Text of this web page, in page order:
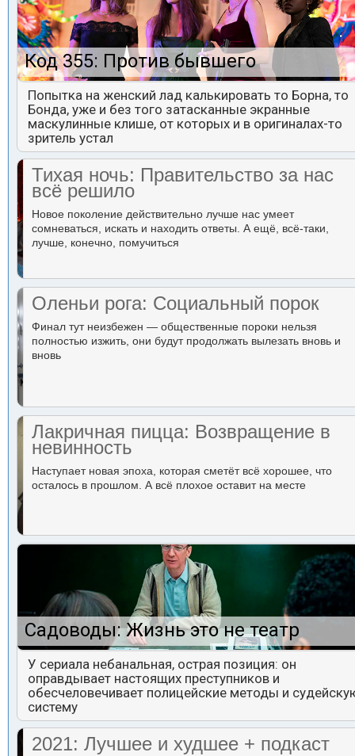
Код 355: Против бывшего
Попытка на женский лад калькировать то Борна, то
Бонда, уже и без того затасканные экранные
маскулинные клише, от которых и в оригиналах-то
зритель устал
Тихая ночь: Правительство за нас
всё решило
Новое поколение действительно лучше нас умеет
сомневаться, искать и находить ответы. А ещё, всё-таки,
лучше, конечно, помучиться
Оленьи рога: Социальный порок
Финал тут неизбежен — общественные пороки нельзя
полностью изжить, они будут продолжать вылезать вновь и
вновь
Лакричная пицца: Возвращение в
невинность
Наступает новая эпоха, которая сметёт всё хорошее, что
осталось в прошлом. А всё плохое оставит на месте
Садоводы: Жизнь это не театр
У сериала небанальная, острая позиция: он
оправдывает настоящих преступников и
обесчеловечивает полицейские методы и
систему
2021: Лучшее и худшее + подкаст